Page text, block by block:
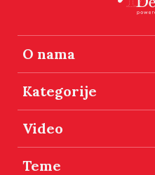
O nama
Kategorije
Video
Teme